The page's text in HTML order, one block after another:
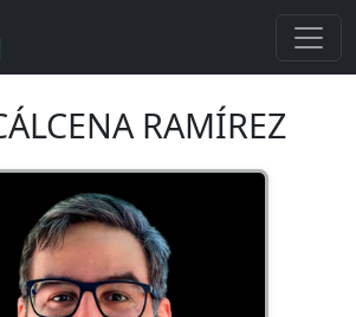
RAMÍREZ